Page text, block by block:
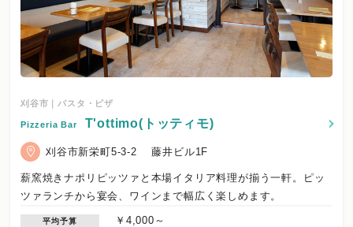
刈谷市｜パスタ・ピザ
Pizzeria Bar T'ottimo(トッティモ)
刈谷市新栄町5-3-2 藤井ビル1F
薪窯焼きナポリピッツァと本場イタリア料理が揃う一軒。ピッ
ツァランチから宴会、ワインまで幅広く楽しめます。
平均予算 ￥4,000～